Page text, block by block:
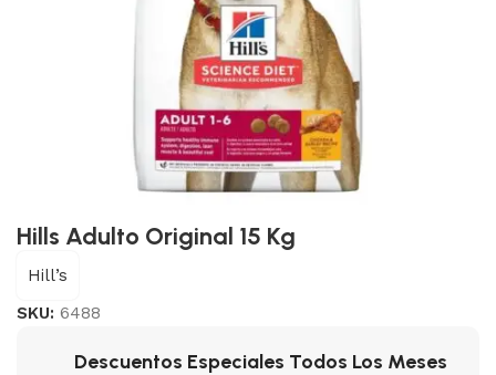
Hills Adulto Original 15 Kg
Hill’s
SKU: 6488
Descuentos Especiales Todos Los Meses